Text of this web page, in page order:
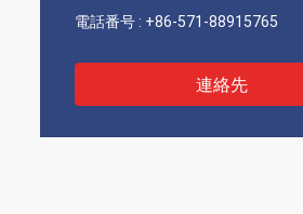
電話番号 : +86-571-88915765
連絡先